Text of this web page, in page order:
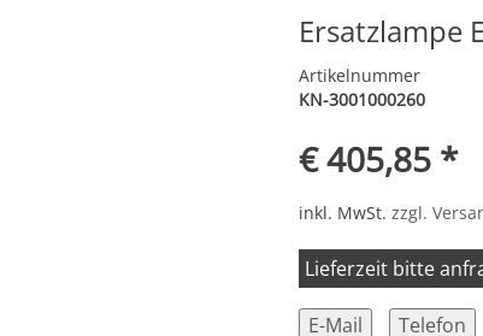
Ersatzlampe
Artikelnummer
KN-3001000260
€ 405,85 *
inkl. MwSt. zzgl.
Lieferzeit bitte
E-Mail Telefon